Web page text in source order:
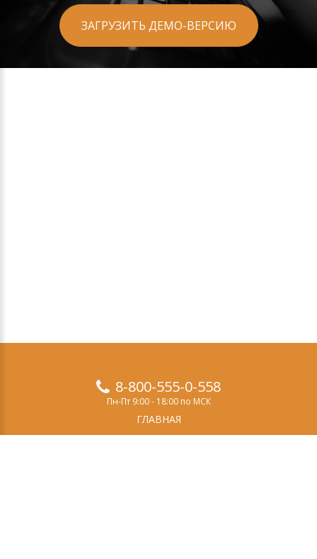
ЗАГРУЗИТЬ ДЕМО-ВЕРСИЮ
8-800-555-0-558
Пн-Пт 9:00 - 18:00 по МСК
ГЛАВНАЯ